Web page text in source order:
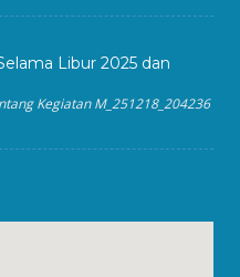
Libur 2025 dan
Kegiatan M_251218_204236